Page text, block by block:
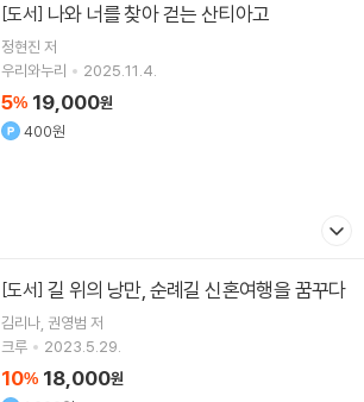
[도서] 나와 너를 찾아 걷는 산티아고
정현진 저
우리와누리
2025.11.4.
5% 19,000원
400원
[도서] 길 위의 낭만, 순례길 신혼여행을 꿈꾸다
김리나 권영범 저
크루
2023.5.29.
10% 18,000원